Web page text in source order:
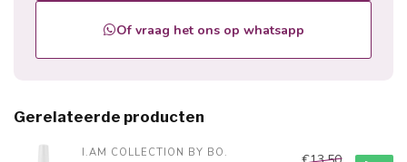
Of vraag het ons op whatsapp
Gerelateerde producten
I.AM COLLECTION BY BO.